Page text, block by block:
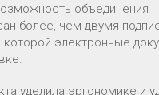
объединения
более, чем двумя
электронные
уделила эргономике и